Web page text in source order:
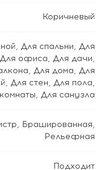
Коричневый
, Для спальни, Для
Для офиса, Для дачи,
, Для дома, Для
, Для стен, Для пола,
, Для санузла
, Брашированная,
Рельефная
Подходит